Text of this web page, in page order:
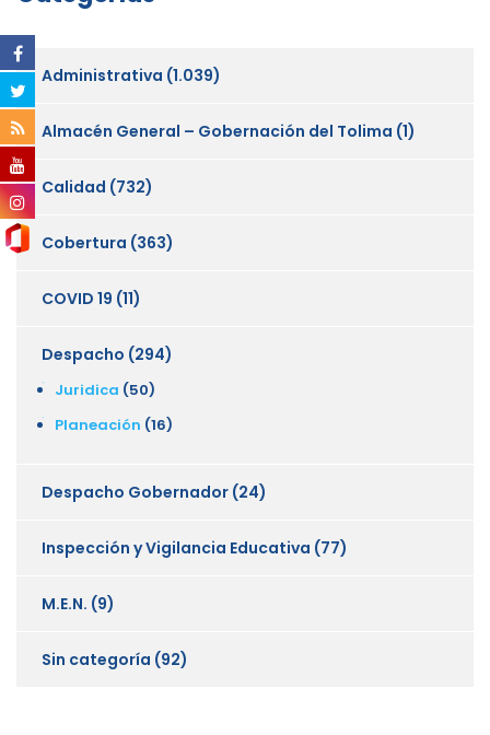
Administrativa (1.039)
Almacén General – Gobernación del Tolima (1)
Calidad (732)
Cobertura (363)
COVID 19 (11)
Despacho (294)
Juridica (50)
Planeación (16)
Despacho Gobernador (24)
Inspección y Vigilancia Educativa (77)
M.E.N. (9)
Sin categoría (92)